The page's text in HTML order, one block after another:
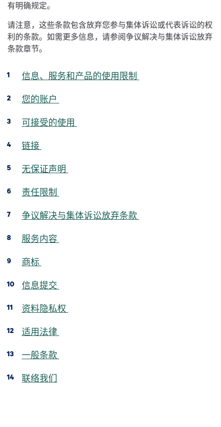
有明确规定。
请注意，这些条款包含放弃您参与集体诉讼或代表诉讼的权
利的条款。如需更多信息，请参阅争议解决与集体诉讼放弃
条款章节。
信息、服务和产品的使用限制
您的账户
可接受的使用
链接
无保证声明
责任限制
争议解决与集体诉讼放弃条款
服务内容
商标
信息提交
资料隐私权
适用法律
一般条款
联络我们